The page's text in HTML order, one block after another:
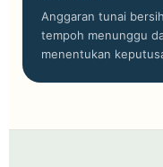
Anggaran tunai
tempoh menunggu
menentukan